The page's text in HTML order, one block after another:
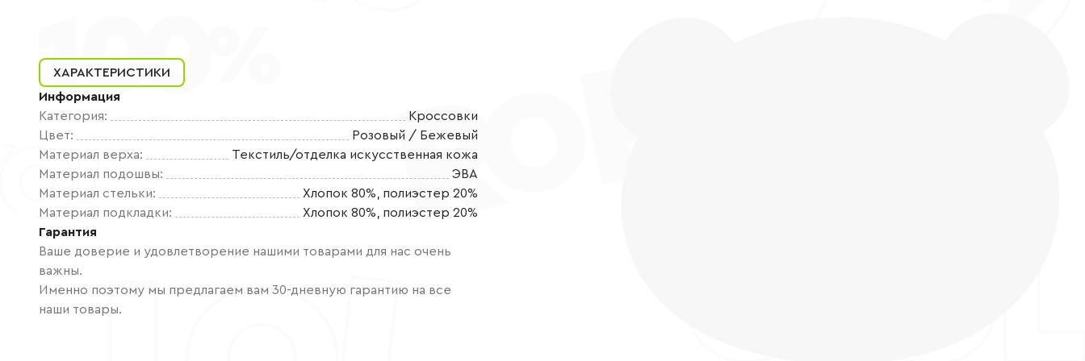
ХАРАКТЕРИСТИКИ
Информация
Категория:
Кроссовки
Цвет:
Розовый / Бежевый
Материал верха:
Текстиль/отделка искусственная кожа
Материал подошвы:
ЭВА
Материал стельки:
Хлопок 80%, полиэстер 20%
Материал подкладки:
Хлопок 80%, полиэстер 20%
Гарантия
Ваше доверие и удовлетворение нашими товарами для нас очень
важны.
Именно поэтому мы предлагаем вам 30-дневную гарантию на все
наши товары.